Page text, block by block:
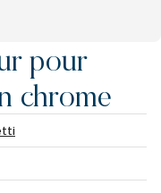
pour
chrome